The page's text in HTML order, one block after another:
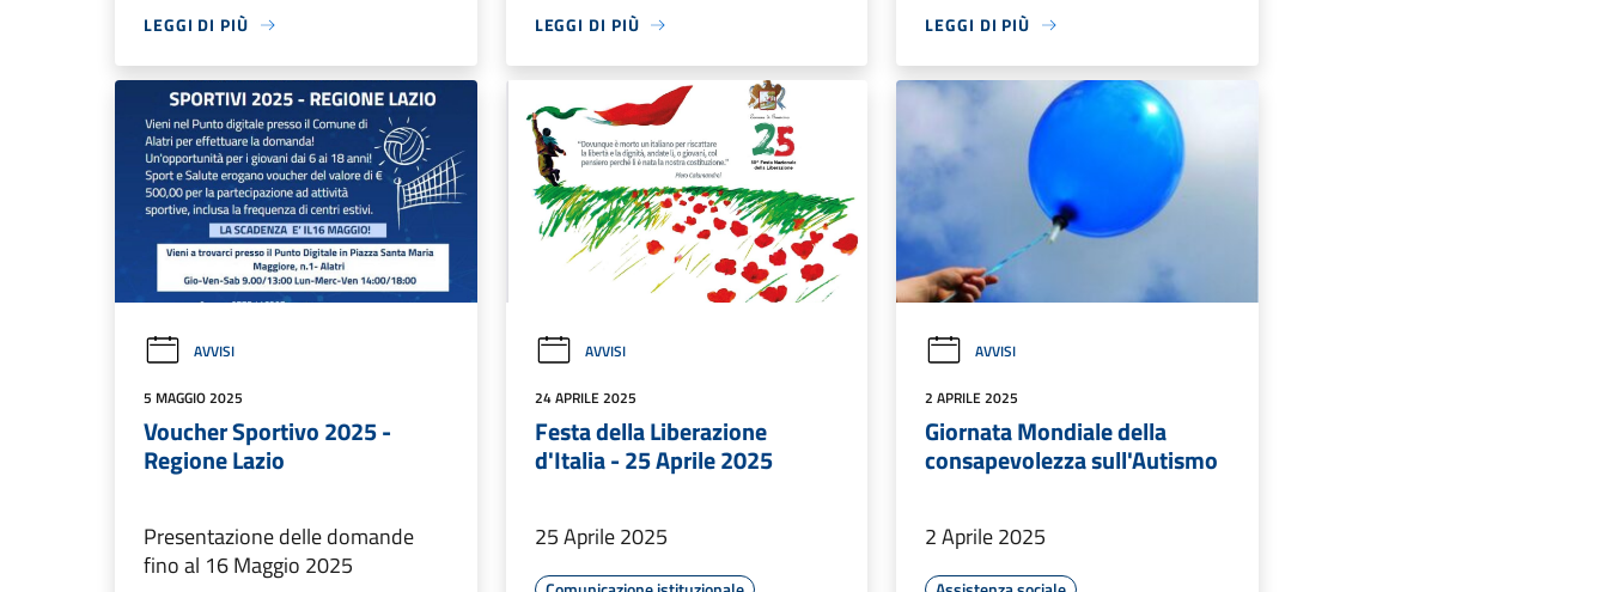
LEGGI DI PIÙ LEGGI DI PIÙ LEGGI DI PIÙ
AVVISI
5 MAGGIO 2025
Voucher Sportivo 2025 -
Regione Lazio
Presentazione delle domande
fino al 16 Maggio 2025
AVVISI
24 APRILE 2025
Festa della Liberazione
d'Italia - 25 Aprile 2025
25 Aprile 2025
AVVISI
2 APRILE 2025
Giornata Mondiale della
consapevolezza sull'Autismo
2 Aprile 2025